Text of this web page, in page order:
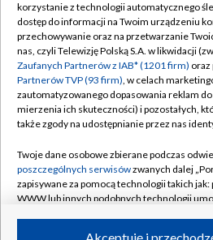
TVP
Abonament TVP
Emisja w TVP
Centrum informacji TVP
Naziemna Telewizja Cyfrowa
Rada Programowa
System NOS
Informacje o nadawcy
Regulamin
Polityka
Moje
Pomoc
Kontakt
Kanały
korzystanie z technologii automatycznego
dostęp do informacji na Twoim urządzeniu
przechowywanie oraz na przetwarzanie
nas, czyli Telewizję Polską S.A. w likwidacji
Zaufanych Partnerów z IAB* (1201 firm) oraz
Partnerów TVP (93 firm), w celach
zautomatyzowanego dopasowania reklam
mierzenia ich skuteczności) i pozostałych,
także zgody na udostępnianie przez nas
Twoje dane osobowe zbierane podczas
poszczególnych serwisówzwanych dalej
zapisywane za pomocą technologii takich
WWW lub innych podobnych technologii